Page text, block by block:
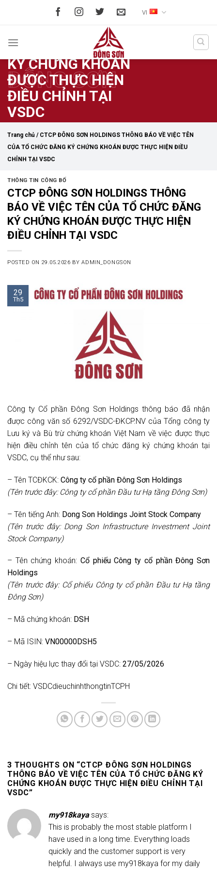
VI
ĐÔNG SƠN
HOLDINGS THÔNG
BÁO VỀ VIỆC TÊN
CỦA TỔ CHỨC ĐĂNG
KÝ CHỨNG KHOÁN
ĐƯỢC THỰC HIỆN
ĐIỀU CHỈNH TẠI
VSDC
Trang chủ / CTCP ĐÔNG SƠN HOLDINGS THÔNG BÁO VỀ VIỆC TÊN
CỦA TỔ CHỨC ĐĂNG KÝ CHỨNG KHOÁN ĐƯỢC THỰC HIỆN ĐIỀU
CHỈNH TẠI VSDC
THÔNG TIN CÔNG BỐ
CTCP ĐÔNG SƠN HOLDINGS THÔNG
BÁO VỀ VIỆC TÊN CỦA TỔ CHỨC ĐĂNG
KÝ CHỨNG KHOÁN ĐƯỢC THỰC HIỆN
ĐIỀU CHỈNH TẠI VSDC
POSTED ON 29.05.2026 BYADMIN_DONGSON
29
Th5
Công ty Cổ phần Đông Sơn Holdings thông báo đã nhận
được công văn số 6292/VSDC-ĐKCP.NV của Tổng công ty
Lưu ký và Bù trừ chứng khoán Việt Nam về việc được thực
hiện điều chỉnh tên của tổ chức đăng ký chứng khoán tại
VSDC, cụ thể như sau:
– Tên TCĐKCK: Công ty cổ phần Đông Sơn Holdings
(Tên trước đây: Công ty cổ phần Đầu tư Hạ tầng Đông Sơn)
– Tên tiếng Anh: Dong Son Holdings Joint Stock Company
(Tên trước đây: Dong Son Infrastructure Investment Joint
Stock Company)
– Tên chứng khoán: Cổ phiếu Công ty cổ phần Đông Sơn
Holdings
(Tên trước đây: Cổ phiếu Công ty cổ phần Đầu tư Hạ tầng
Đông Sơn)
– Mã chứng khoán: DSH
– Mã ISIN: VN00000DSH5
– Ngày hiệu lực thay đổi tại VSDC: 27/05/2026
Chi tiết: VSDCdieuchinhthongtinTCPH
3 THOUGHTS ON “CTCP ĐÔNG SƠN HOLDINGS
THÔNG BÁO VỀ VIỆC TÊN CỦA TỔ CHỨC ĐĂNG KÝ
CHỨNG KHOÁN ĐƯỢC THỰC HIỆN ĐIỀU CHỈNH TẠI
VSDC”
my918kaya says:
This is probably the most stable platform I
have used in a long time. Everything loads
quickly and the customer support is very
helpful. I always use my918kaya for my daily